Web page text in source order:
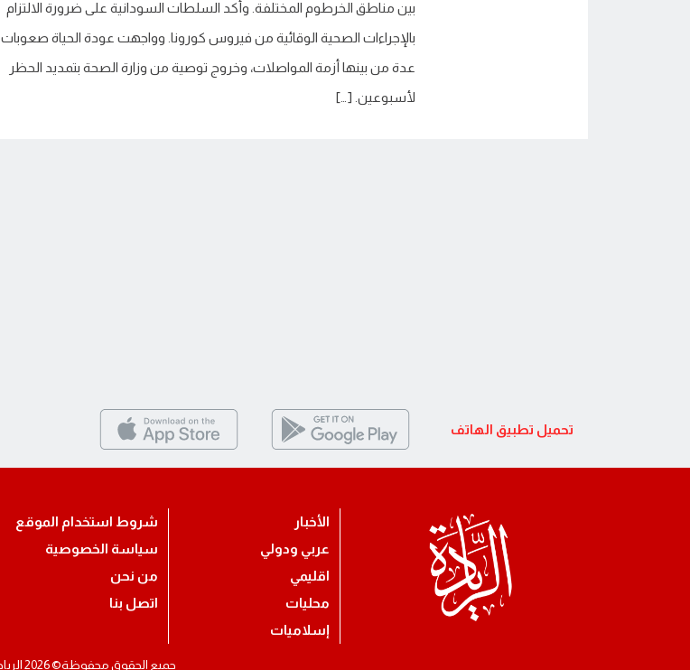
بين مناطق الخرطوم المختلفة. وأكد السلطات السودانية على ضرورة الالتزام
بالإجراءات الصحية الوقائية من فيروس كورونا. وواجهت عودة الحياة صعوبات
عدة من بينها أزمة المواصلات، وخروج توصية من وزارة الصحة بتمديد الحظر
لأسبوعين. […]
تحميل تطبيق الهاتف
الأخبار
عربي ودولي
اقليمي
محليات
إسلاميات
شروط استخدام الموقع
سياسة الخصوصية
من نحن
اتصل بنا
جميع الحقوق محفوظة© 2026 الريادة